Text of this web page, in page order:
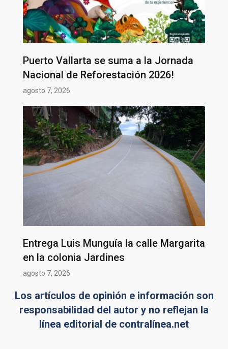
Puerto Vallarta se suma a la Jornada
Nacional de Reforestación 2026!
agosto 7, 2026
Entrega Luis Munguía la calle Margarita
en la colonia Jardines
agosto 7, 2026
Los artículos de opinión e información son
responsabilidad del autor y no reflejan la
línea editorial de contralínea.net